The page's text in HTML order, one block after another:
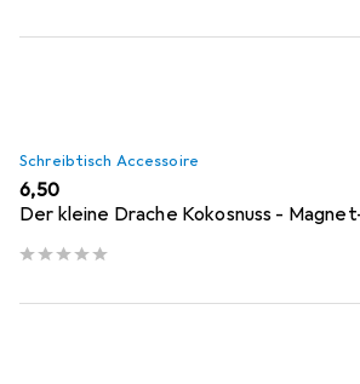
Schreibtisch Accessoire
EUR
6,50
Der kleine Drache Kokosnuss -